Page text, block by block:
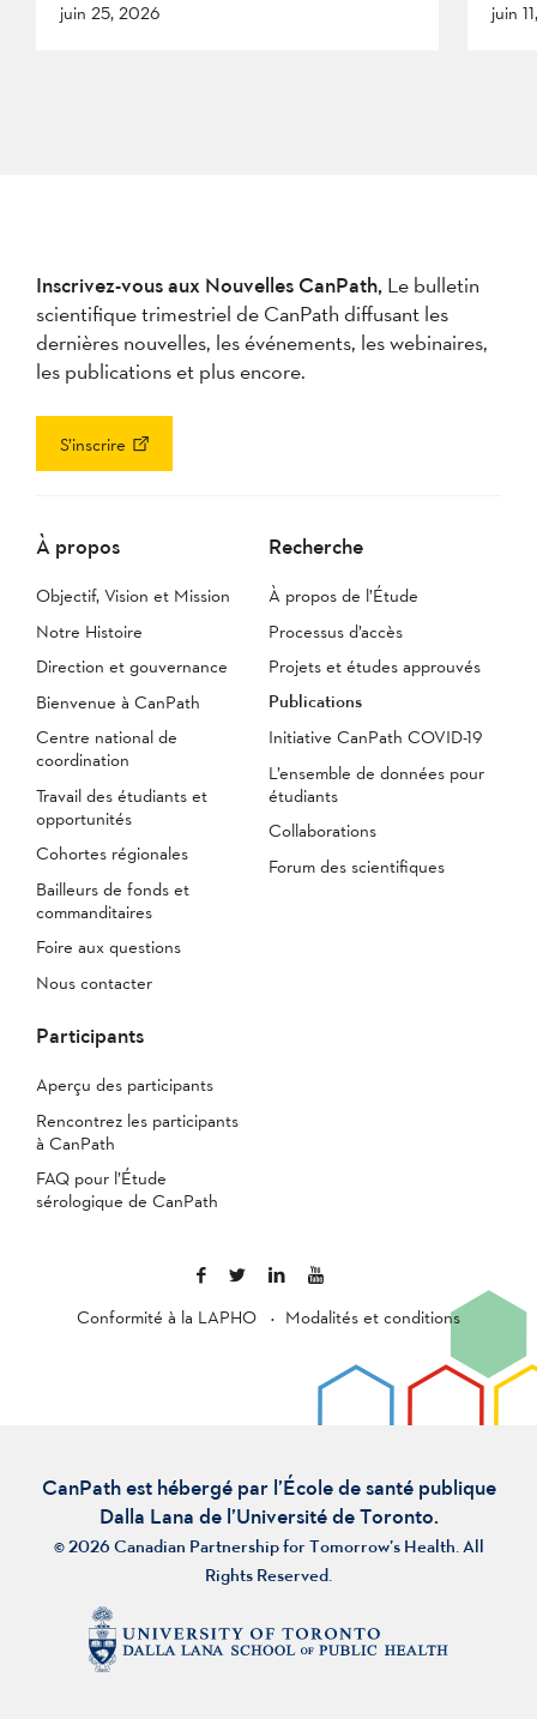
juin 25, 2026 juin
Inscrivez-vous aux Nouvelles CanPath, Le bulletin
scientifique trimestriel de CanPath diffusant les
dernières nouvelles, les événements, les webinaires,
les publications et plus encore.
S’inscrire
À propos
Objectif, Vision et Mission
Notre Histoire
Direction et gouvernance
Bienvenue à CanPath
Centre national de
coordination
Travail des étudiants et
opportunités
Cohortes régionales
Bailleurs de fonds et
commanditaires
Foire aux questions
Nous contacter
Recherche
À propos de l’Étude
Processus d’accès
Projets et études approuvés
Publications
Initiative CanPath COVID-19
L’ensemble de données pour
étudiants
Collaborations
Forum des scientifiques
Participants
Aperçu des participants
Rencontrez les participants
à CanPath
FAQ pour l’Étude
sérologique de CanPath
Conformité à la LAPHO Modalités et conditions
CanPath est hébergé par l’École de santé publique
Dalla Lana de l’Université de Toronto.
© 2026 Canadian Partnership for Tomorrow’s Health. All
Rights Reserved.